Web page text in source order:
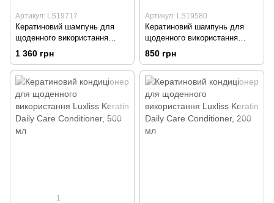
Артикул: LS19717
Кератиновий шампунь для
щоденного використання
Luxliss Keratin Daily Care
Shampoo, 500 мл
1 360 грн
Артикул: LS19580
Кератиновий шампунь для
щоденного використання
Luxliss Keratin Daily Care
Shampoo, 250 мл
850 грн
1